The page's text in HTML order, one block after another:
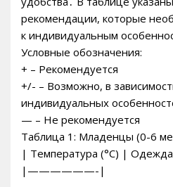
рекомендации, которые
к индивидуальным
Условные обозначения:
+ – Рекомендуется
+/- – Возможно, в
индивидуальных
— – Не рекомендуется
Таблица 1: Младенцы (0-6
| Температура (°C) |
|——————-|